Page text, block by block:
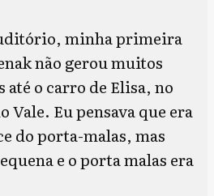
minha primeira
não gerou muitos
o carro de Elisa, no
Vale. Eu pensava que era
do porta-malas, mas
e o porta malas era